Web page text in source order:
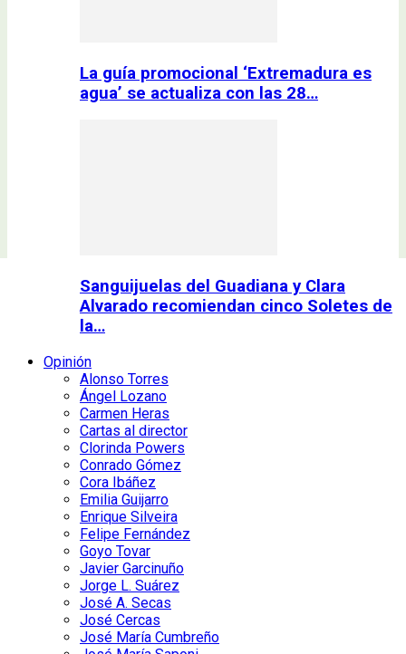
La guía promocional ‘Extremadura es
agua’ se actualiza con las 28…
Sanguijuelas del Guadiana y Clara
Alvarado recomiendan cinco Soletes de
la…
Opinión
Alonso Torres
Ángel Lozano
Carmen Heras
Cartas al director
Clorinda Powers
Conrado Gómez
Cora Ibáñez
Emilia Guijarro
Enrique Silveira
Felipe Fernández
Goyo Tovar
Javier Garcinuño
Jorge L. Suárez
José A. Secas
José Cercas
José María Cumbreño